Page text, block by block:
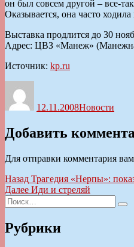
он был совсем другой – все-
Оказывается, она часто
Выставка продлится до 30
Адрес: ЦВЗ «Манеж»
Источник: kp.ru
12.11.2008Новости
Добавить
Для отправки комментария
Навигация
по
записям
Назад Предыдущая
запись:
Трагедия «Нерпы»:
Далее Следующая
Иди и стреляй
Искать:
Рубрики